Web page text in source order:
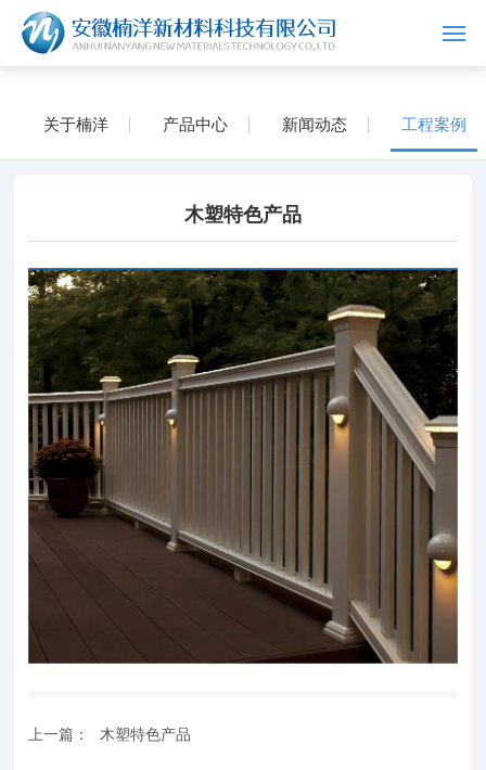
新闻动态
工程案例
联系我们
ENGLISH
关于楠洋 产品中心 新闻动态 工程案例
木塑特色产品
上一篇： 木塑特色产品